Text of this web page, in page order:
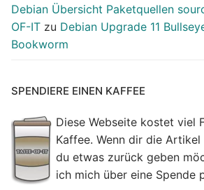
Debian Übersicht Paketquellen
OF-IT zu Debian Upgrade 11
Bookworm
SPENDIERE EINEN KAFFEE
Diese Webseite kostet viel
Kaffee. Wenn dir die
du etwas zurück geben
ich mich über eine Spende